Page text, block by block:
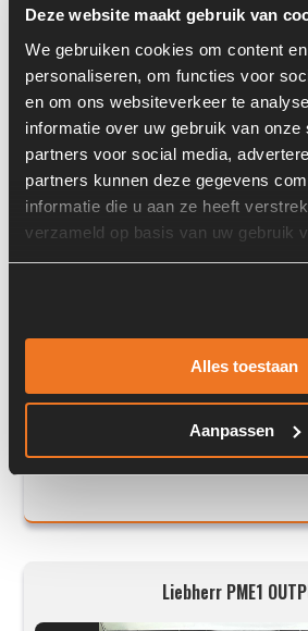
Deze website maakt gebruik van
We gebruiken cookies om content
personaliseren, om functies voor
en om ons websiteverkeer te
informatie over uw gebruik van onze
partners voor social media,
partners kunnen deze gegevens
informatie die u aan ze heeft
verzameld op basis van uw gebruik
Alles toestaan
Aanpassen
Machine:
Liebherr PME1